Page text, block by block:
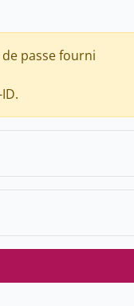
passe fourni